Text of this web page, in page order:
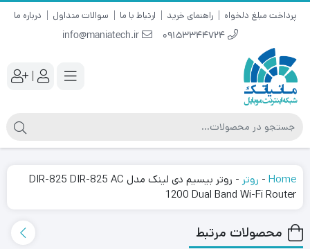
پرداخت مبلغ دلخواه راهنمای خرید ارتباط با ما سوالات متداول درباره ما
09153344724
info@maniatech.ir
|
Home
- روتر -
روتر بیسیم دی لینک مدل DIR-825 DIR-825 AC
1200 Dual Band Wi-Fi Router
محصولات مرتبط